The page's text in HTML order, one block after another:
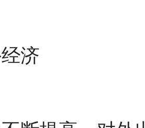
济